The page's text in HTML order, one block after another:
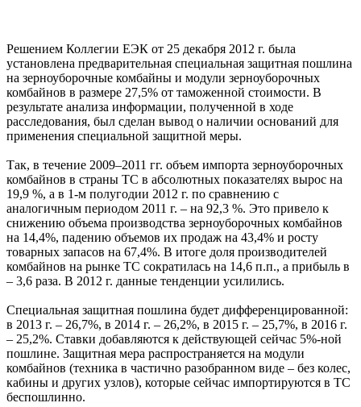
Решением Коллегии ЕЭК от 25 декабря 2012 г. была
установлена предварительная специальная защитная пошлина
на зерноуборочные комбайны и модули зерноуборочных
комбайнов в размере 27,5% от таможенной стоимости. В
результате анализа информации, полученной в ходе
расследования, был сделан вывод о наличии оснований для
применения специальной защитной меры.
Так, в течение 2009–2011 гг. объем импорта зерноуборочных
комбайнов в страны ТС в абсолютных показателях вырос на
19,9 %, а в 1-м полугодии 2012 г. по сравнению с
аналогичным периодом 2011 г. – на 92,3 %. Это привело к
снижению объема производства зерноуборочных комбайнов
на 14,4%, падению объемов их продаж на 43,4% и росту
товарных запасов на 67,4%. В итоге доля производителей
комбайнов на рынке ТС сократилась на 14,6 п.п., а прибыль в
– 3,6 раза. В 2012 г. данные тенденции усилились.
Специальная защитная пошлина будет дифференцированной:
в 2013 г. – 26,7%, в 2014 г. – 26,2%, в 2015 г. – 25,7%, в 2016 г.
– 25,2%. Ставки добавляются к действующей сейчас 5%-ной
пошлине. Защитная мера распространяется на модули
комбайнов (техника в частично разобранном виде – без колес,
кабины и других узлов), которые сейчас импортируются в ТС
беспошлинно.